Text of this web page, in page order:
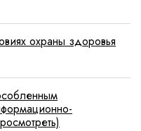
охраны здоровья